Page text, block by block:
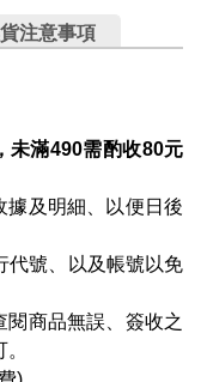
注意事項
未滿490需酌收80元
據及明細、以便日後
代號、以及帳號以免
閱商品無誤、簽收之